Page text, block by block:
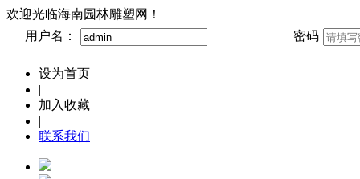
欢迎光临海南园林雕塑网！
用户名：
密码
设为首页
|
加入收藏
|
联系我们